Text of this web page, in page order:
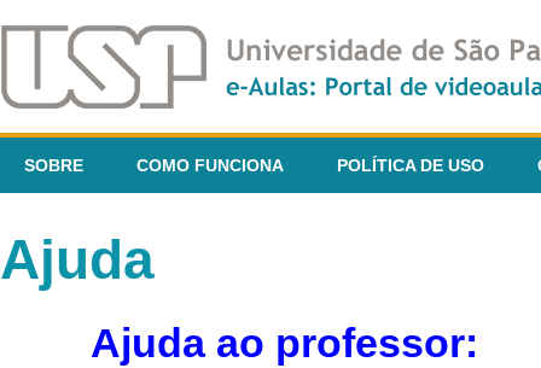
SOBRE COMO FUNCIONA POLÍTICA DE USO
Ajuda
Ajuda ao professor: